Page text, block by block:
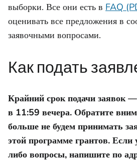
выборки. Все они есть в FAQ
оценивать все предложения в
заявочными вопросами.
Как подать
Крайний срок подачи заявок
в 11:59 вечера. Обратите
больше не будем принимать
этой программе грантов. Если
либо вопросы, напишите по